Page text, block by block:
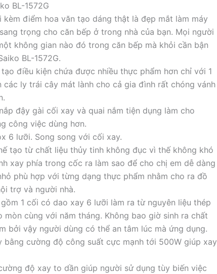
BL-1572G
kèm điểm hoa văn tạo dáng thật là đẹp mắt làm máy
trọng cho căn bếp ở trong nhà của bạn. Mọi người
không gian nào đó trong căn bếp mà khỏi cần bận
BL-1572G.
điều kiện chứa được nhiều thực phẩm hơn chỉ với 1
các ly trái cây mát lành cho cả gia đình rất chóng vánh
đậy gài cối xay và quai nắm tiện dụng làm cho
công việc dùng hơn.
6 lưỡi. Song song với cối xay.
tạo từ chất liệu thủy tinh không đục vì thế không khó
xay phía trong cốc ra làm sao để cho chị em dễ dàng
phù hợp với từng dạng thực phẩm nhằm cho ra đồ
trợ và người nhà.
1 cối có dao xay 6 lưỡi làm ra từ nguyên liệu thép
cùng với năm tháng. Không bao giờ sinh ra chất
bởi vậy người dùng có thể an tâm lúc mà ứng dụng.
bằng cường độ công suất cực mạnh tới 500W giúp xay
độ xay to dần giúp người sử dụng tùy biến việc